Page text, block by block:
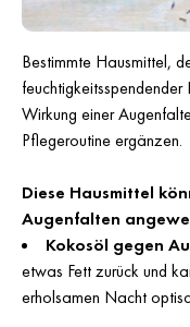
Bestimmte Hausmittel,
Wirkung einer
Pflegeroutine ergänzen.
Diese Hausmittel
Augenfalten
Kokosöl gegen
etwas Fett zurück und
erholsamen Nacht